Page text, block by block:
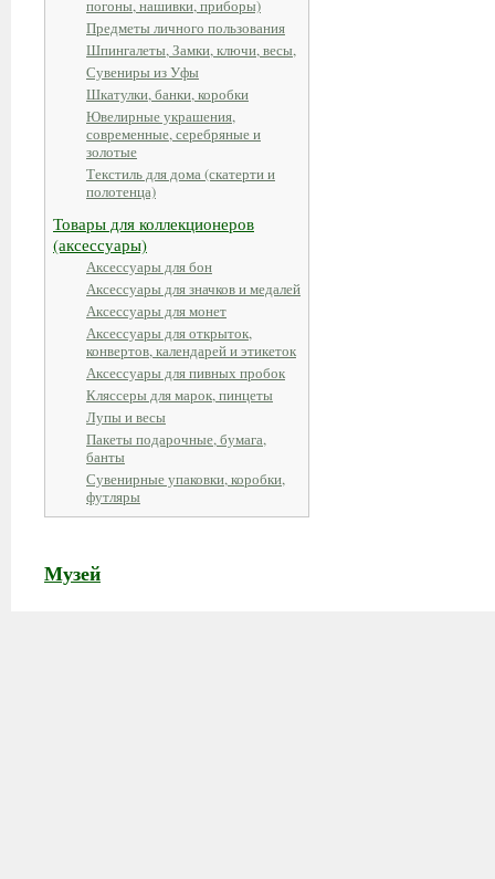
погоны, нашивки, приборы)
Предметы личного пользования
Шпингалеты, Замки, ключи, весы,
Сувениры из Уфы
Шкатулки, банки, коробки
Ювелирные украшения,
современные, серебряные и
золотые
Текстиль для дома (скатерти и
полотенца)
Товары для коллекционеров
(аксессуары)
Аксессуары для бон
Аксессуары для значков и медалей
Аксессуары для монет
Аксессуары для открыток,
конвертов, календарей и этикеток
Аксессуары для пивных пробок
Кляссеры для марок, пинцеты
Лупы и весы
Пакеты подарочные, бумага,
банты
Сувенирные упаковки, коробки,
футляры
Музей